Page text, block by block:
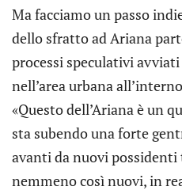
Ma facciamo un passo
dello sfratto ad Ariana
processi speculativi
nell’area urbana
«Questo dell’Ariana è un
sta subendo una forte
avanti da nuovi
nemmeno così nuovi, in